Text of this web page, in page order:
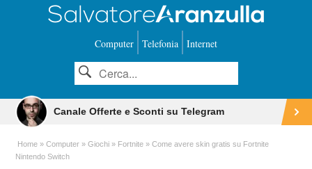
Computer Telefonia Internet
Canale Offerte e Sconti su Telegram
Home Computer Giochi Fortnite
Come avere skin gratis su Fortnite
Nintendo Switch